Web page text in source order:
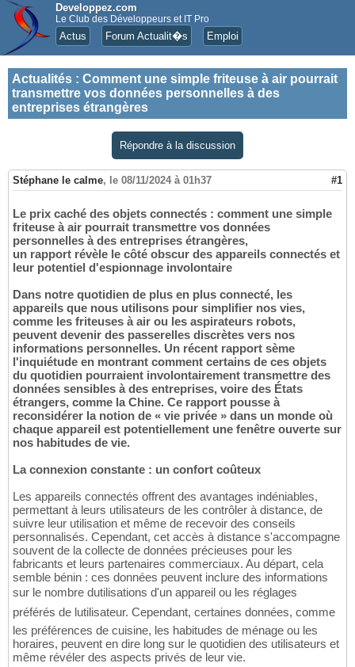
Developpez.com
Le Club des Développeurs et IT Pro
Actus Forum Actualit�s Emploi
Actualités : Comment une simple friteuse à air pourrait
transmettre vos données personnelles à des
entreprises étrangères
Répondre à la discussion
Stéphane le calme, le 08/11/2024 à 01h37 #1
Le prix caché des objets connectés : comment une simple
friteuse à air pourrait transmettre vos données
personnelles à des entreprises étrangères,
un rapport révèle le côté obscur des appareils connectés et
leur potentiel d'espionnage involontaire
Dans notre quotidien de plus en plus connecté, les
appareils que nous utilisons pour simplifier nos vies,
comme les friteuses à air ou les aspirateurs robots,
peuvent devenir des passerelles discrètes vers nos
informations personnelles. Un récent rapport sème
l'inquiétude en montrant comment certains de ces objets
du quotidien pourraient involontairement transmettre des
données sensibles à des entreprises, voire des États
étrangers, comme la Chine. Ce rapport pousse à
reconsidérer la notion de « vie privée » dans un monde où
chaque appareil est potentiellement une fenêtre ouverte sur
nos habitudes de vie.
La connexion constante : un confort coûteux
Les appareils connectés offrent des avantages indéniables,
permettant à leurs utilisateurs de les contrôler à distance, de
suivre leur utilisation et même de recevoir des conseils
personnalisés. Cependant, cet accès à distance s'accompagne
souvent de la collecte de données précieuses pour les
fabricants et leurs partenaires commerciaux. Au départ, cela
semble bénin : ces données peuvent inclure des informations
sur le nombre dutilisations d'un appareil ou les réglages
préférés de lutilisateur. Cependant, certaines données, comme
les préférences de cuisine, les habitudes de ménage ou les
horaires, peuvent en dire long sur le quotidien des utilisateurs et
même révéler des aspects privés de leur vie.